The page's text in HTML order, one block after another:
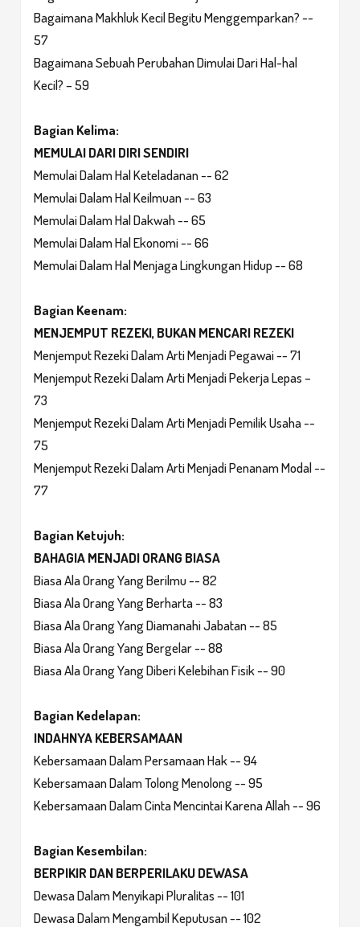
Bagaimana Makhluk Kecil Begitu Menggemparkan? --
57
Bagaimana Sebuah Perubahan Dimulai Dari Hal-hal
Kecil? – 59
Bagian Kelima:
MEMULAI DARI DIRI SENDIRI
Memulai Dalam Hal Keteladanan -- 62
Memulai Dalam Hal Keilmuan -- 63
Memulai Dalam Hal Dakwah -- 65
Memulai Dalam Hal Ekonomi -- 66
Memulai Dalam Hal Menjaga Lingkungan Hidup -- 68
Bagian Keenam:
MENJEMPUT REZEKI, BUKAN MENCARI REZEKI
Menjemput Rezeki Dalam Arti Menjadi Pegawai -- 71
Menjemput Rezeki Dalam Arti Menjadi Pekerja Lepas –
73
Menjemput Rezeki Dalam Arti Menjadi Pemilik Usaha --
75
Menjemput Rezeki Dalam Arti Menjadi Penanam Modal --
77
Bagian Ketujuh:
BAHAGIA MENJADI ORANG BIASA
Biasa Ala Orang Yang Berilmu -- 82
Biasa Ala Orang Yang Berharta -- 83
Biasa Ala Orang Yang Diamanahi Jabatan -- 85
Biasa Ala Orang Yang Bergelar -- 88
Biasa Ala Orang Yang Diberi Kelebihan Fisik -- 90
Bagian Kedelapan:
INDAHNYA KEBERSAMAAN
Kebersamaan Dalam Persamaan Hak -- 94
Kebersamaan Dalam Tolong Menolong -- 95
Kebersamaan Dalam Cinta Mencintai Karena Allah -- 96
Bagian Kesembilan:
BERPIKIR DAN BERPERILAKU DEWASA
Dewasa Dalam Menyikapi Pluralitas -- 101
Dewasa Dalam Mengambil Keputusan -- 102